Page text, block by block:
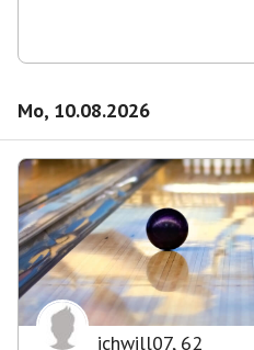
Mo, 10.08.2026
ichwill07, 62